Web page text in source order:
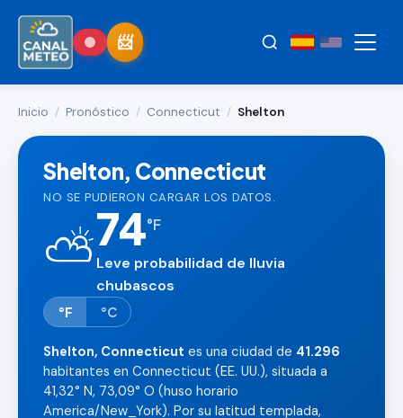
Inicio / Pronóstico / Connecticut / Shelton
Shelton, Connecticut
NO SE PUDIERON CARGAR LOS DATOS.
⛅74°F
Leve probabilidad de lluvia
chubascos
°F °C
Shelton, Connecticut es una ciudad de 41.296
habitantes en Connecticut (EE. UU.), situada a
41,32° N, 73,09° O (huso horario
America/New_York). Por su latitud templada,